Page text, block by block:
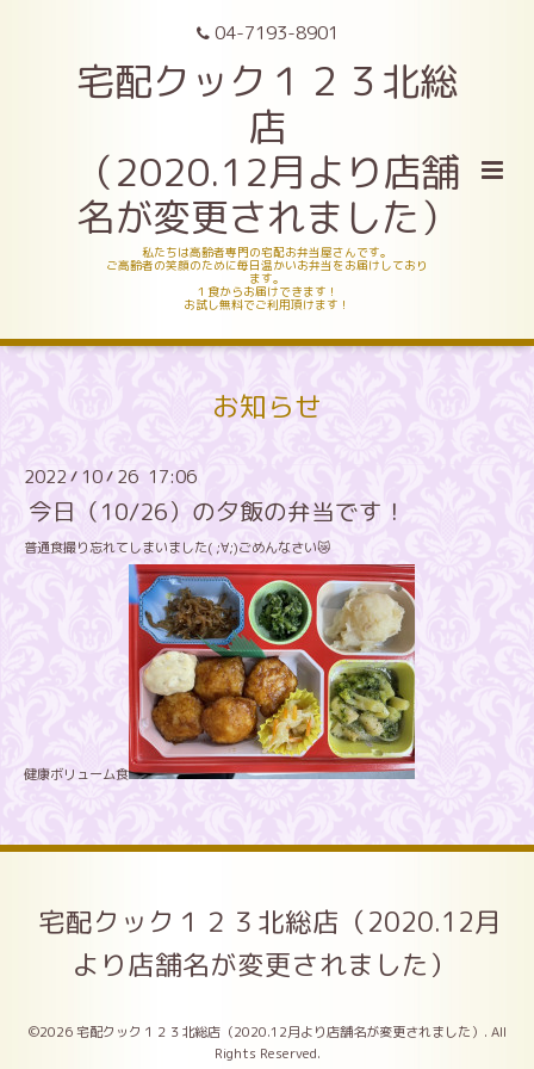
04-7193-8901
宅配クック１２３北総
店
（2020.12月より店舗
名が変更されました）
私たちは高齢者専門の宅配お弁当屋さんです。
ご高齢者の笑顔のために毎日温かいお弁当をお届けしており
ます。
１食からお届けできます！
お試し無料でご利用頂けます！
お知らせ
2022 / 10/ 26 17:06
今日（10/26）の夕飯の弁当です！
普通食撮り忘れてしまいました( ;∀;)ごめんなさい😿
健康ボリューム食
宅配クック１２３北総店（2020.12月
より店舗名が変更されました）
©2026宅配クック１２３北総店（2020.12月より店舗名が変更されました） . All
Rights Reserved.